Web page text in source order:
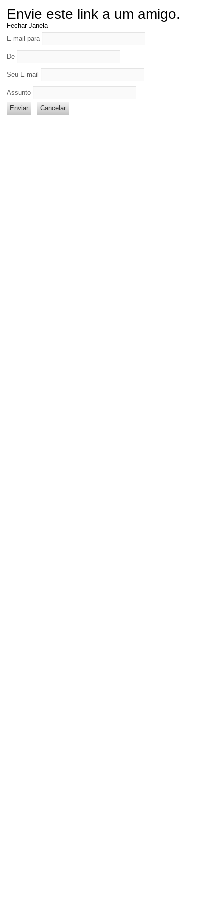
Envie este link a um amigo.
Fechar Janela
E-mail para
De
Seu E-mail
Assunto
Enviar Cancelar